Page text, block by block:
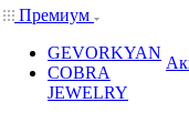
Премиум
GEVORKYAN
COBRA
JEWELRY